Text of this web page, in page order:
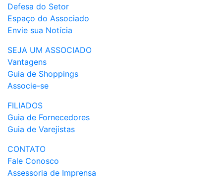
Defesa do Setor
Espaço do Associado
Envie sua Notícia
SEJA UM ASSOCIADO
Vantagens
Guia de Shoppings
Associe-se
FILIADOS
Guia de Fornecedores
Guia de Varejistas
CONTATO
Fale Conosco
Assessoria de Imprensa